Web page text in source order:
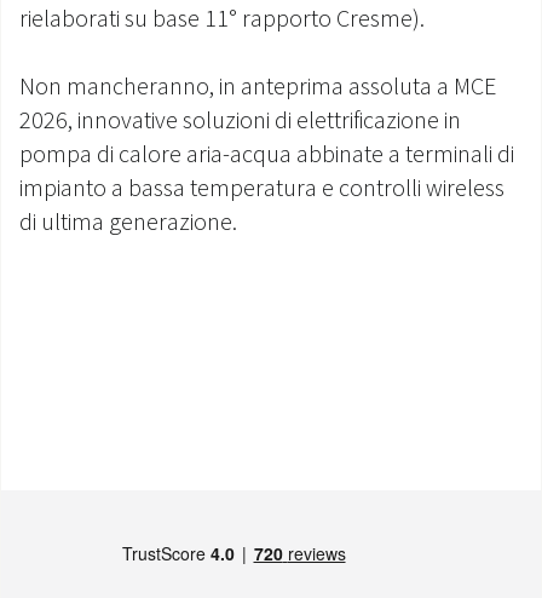
rielaborati su base 11° rapporto Cresme).
Non mancheranno, in anteprima assoluta a MCE
2026, innovative soluzioni di elettrificazione in
pompa di calore aria-acqua abbinate a terminali di
impianto a bassa temperatura e controlli wireless
di ultima generazione.